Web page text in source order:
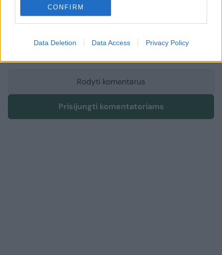
CONFIRM
Data Deletion Data Access Privacy Policy
Komentuoti gali tik Lrytas registruoti vartotojai.
bendruomenės ir bendraukite komentaruose!
Rodyti komentarus
Prisijungti komentatoriams